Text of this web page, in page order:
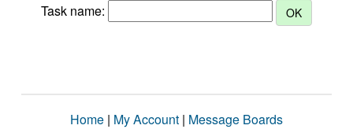
Task name:
Home | My Account | Message Boards